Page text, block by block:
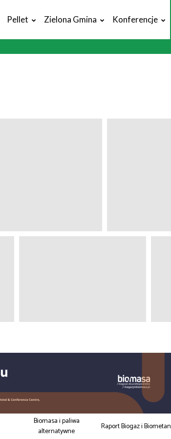
Pellet Zielona Gmina Konferencje
Biomasa i paliwa
alternatywne
Raport Biogaz i Biometan